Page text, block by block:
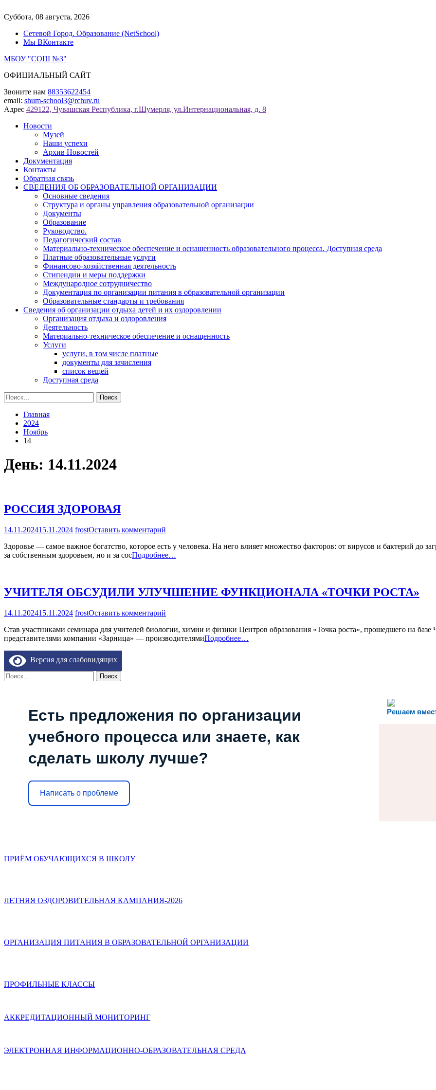
к
Суббота, 08 августа, 2026
Сетевой Город. Образование (NetSchool)
Мы ВКонтакте
МБОУ "СОШ №3"
ОФИЦИАЛЬНЫЙ САЙТ
Звоните нам 88353622454
email: shum-school3@rchuv.ru
Адрес 429122, Чувашская Республика, г.Шумерля, ул.Интернациональная, д. 8
Новости
Музей
Наши успехи
Архив Новостей
Документация
Контакты
Обратная связь
СВЕДЕНИЯ ОБ ОБРАЗОВАТЕЛЬНОЙ ОРГАНИЗАЦИИ
Основные сведения
Структура и органы управления образовательной организации
Документы
Образование
Руководство.
Педагогический состав
Материально-техническое обеспечение и оснащенность образовательного процесса. Доступная среда
Платные образовательные услуги
Финансово-хозяйственная деятельность
Стипендии и меры поддержки
Международное сотрудничество
Документация по организации питания в образовательной организации
Образовательные стандарты и требования
Сведения об организации отдыха детей и их оздоровлении
Организация отдыха и оздоровления
Деятельность
Материально-техническое обеспечение и оснащенность
Услуги
услуги, в том числе платные
документы для зачисления
список вещей
Доступная среда
Найти:
Главная
2024
Ноябрь
14
День: 14.11.2024
РОССИЯ ЗДОРОВАЯ
14.11.202415.11.2024 frostОставить комментарий
ЗДОРОВАЯ
Здоровье — самое важное богатство, которое есть у человека. На него влияет множество факторов: от вирусов и бактерий до
за собственным здоровьем, но и за сосПодробнее…
УЧИТЕЛЯ ОБСУДИЛИ УЛУЧШЕНИЕ ФУНКЦИОНАЛА «ТОЧКИ РОСТА»
14.11.202415.11.2024 frostОставить комментарий
ОБСУДИЛИ
УЛУЧШЕНИЕ
Став участниками семинара для учителей биологии, химии и физики Центров образования «Точка роста», прошедшего на
представителями компании «Зарница» — производителямиПодробнее…
Версия для слабовидящих
Найти:
Решаем
Есть предложения по организации
учебного процесса или знаете, как
сделать школу лучше?
Написать о проблеме
ПРИЁМ ОБУЧАЮЩИХСЯ В ШКОЛУ
ЛЕТНЯЯ ОЗДОРОВИТЕЛЬНАЯ КАМПАНИЯ-2026
ОРГАНИЗАЦИЯ ПИТАНИЯ В ОБРАЗОВАТЕЛЬНОЙ ОРГАНИЗАЦИИ
ПРОФИЛЬНЫЕ КЛАССЫ
АККРЕДИТАЦИОННЫЙ МОНИТОРИНГ
ЭЛЕКТРОННАЯ ИНФОРМАЦИОННО-ОБРАЗОВАТЕЛЬНАЯ СРЕДА